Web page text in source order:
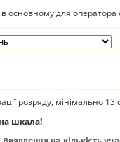
основному для оператора
розряду, мінімально
шкала!